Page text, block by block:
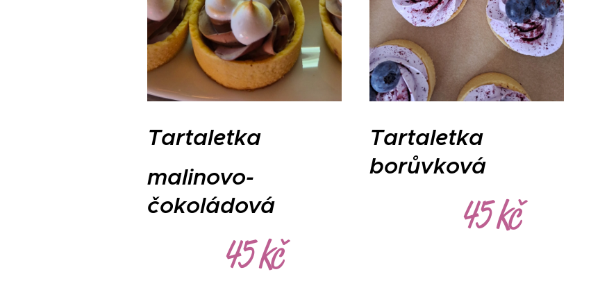
Tartaletka
malinovo-
čokoládová
45 kč
Tartaletka
borůvková
45 kč